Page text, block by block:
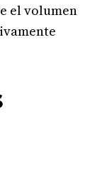
el volumen